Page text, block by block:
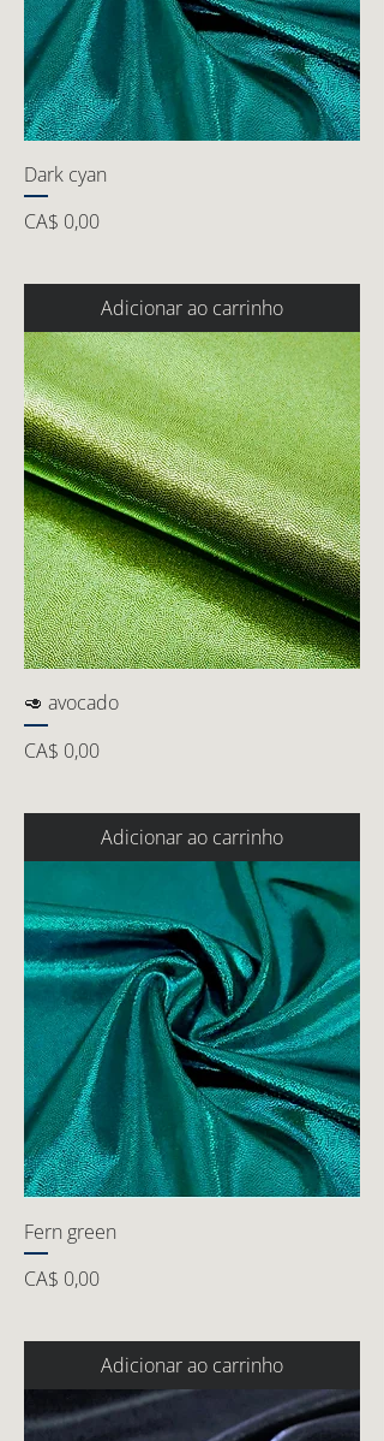
Dark cyan
Preço
CA$ 0,00
Adicionar ao carrinho
🥑 avocado
Preço
CA$ 0,00
Adicionar ao carrinho
Fern green
Preço
CA$ 0,00
Adicionar ao carrinho